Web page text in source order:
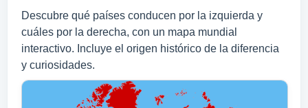
Descubre qué países conducen por la izquierda y
cuáles por la derecha, con un mapa mundial
interactivo. Incluye el origen histórico de la diferencia
y curiosidades.